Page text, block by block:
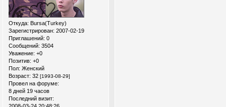
Откуда: Bursa(Turkey)
Зарегистрирован: 2007-02-19
Приглашений: 0
Сообщений: 3504
Уважение: +0
Позитив: +0
Пол: Женский
Возраст: 32 [1993-08-29]
Провел на форуме:
8 дней 19 часов
Последний визит: